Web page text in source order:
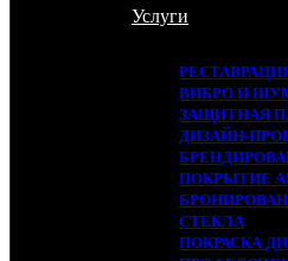
Услуги
ВИБРО И
ЗАЩИТНАЯ
ДИЗАЙН-
ПОКРЫТИЕ
СТЕКЛА
ПОКРАСКА